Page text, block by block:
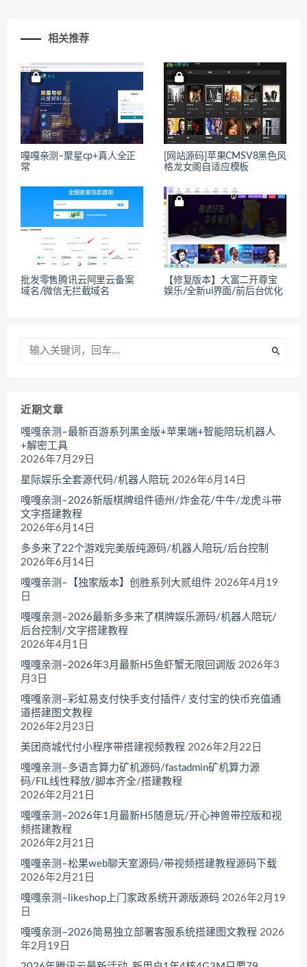
相关推荐
嘎嘎亲测–聚星cp+真人全正
常
[网站源码]苹果CMSV8黑色风
格龙女阁自适应模板
批发零售腾讯云阿里云备案
域名/微信无拦截域名
【修复版本】大富二开尊宝
娱乐/全新ui界面/前后台优化
近期文章
嘎嘎亲测–最新百游系列黑金版+苹果端+智能陪玩机器人
+解密工具
2026年7月29日
星际娱乐全套源代码/机器人陪玩 2026年6月14日
嘎嘎亲测–2026新版棋牌组件德州/炸金花/牛牛/龙虎斗带
文字搭建教程
2026年6月14日
多多来了22个游戏完美版纯源码/机器人陪玩/后台控制
2026年6月14日
嘎嘎亲测–【独家版本】创胜系列大贰组件 2026年4月19
日
嘎嘎亲测–2026最新多多来了棋牌娱乐源码/机器人陪玩/
后台控制/文字搭建教程
2026年4月1日
嘎嘎亲测–2026年3月最新H5鱼虾蟹无限回调版 2026年3
月3日
嘎嘎亲测–彩虹易支付快手支付插件/ 支付宝的快币充值通
道搭建图文教程
2026年2月23日
美团商城代付小程序带搭建视频教程 2026年2月22日
嘎嘎亲测–多语言算力矿机源码/fastadmin矿机算力源
码/FIL线性释放/脚本齐全/搭建教程
2026年2月21日
嘎嘎亲测–2026年1月最新H5随意玩/开心神兽带控版和视
频搭建教程
2026年2月21日
嘎嘎亲测–松果web聊天室源码/带视频搭建教程源码下载
2026年2月21日
嘎嘎亲测–likeshop上门家政系统开源版源码 2026年2月19
日
嘎嘎亲测–2026简易独立部署客服系统搭建图文教程 2026
年2月19日